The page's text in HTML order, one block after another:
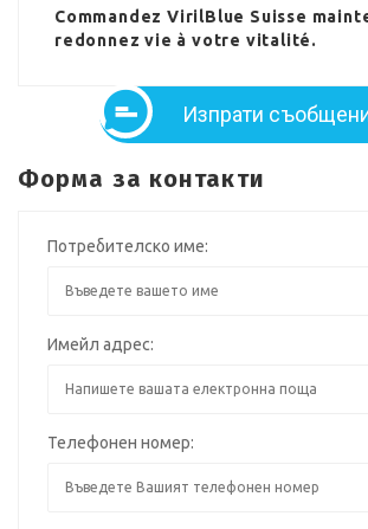
Commandez VirilBlue Suisse
redonnez vie à votre vitalité.
Изпрати
Форма за контакти
Потребителско име:
Имейл адрес:
Телефонен номер: